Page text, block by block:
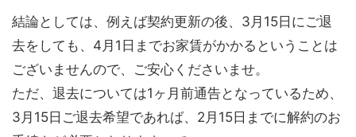
結論としては、例えば契約更新の後、3月15日にご退
去をしても、4月1日までお家賃がかかるということは
ございませんので、ご安心くださいませ。
ただ、退去については1ヶ月前通告となっているため、
3月15日ご退去希望であれば、2月15日までに解約のお